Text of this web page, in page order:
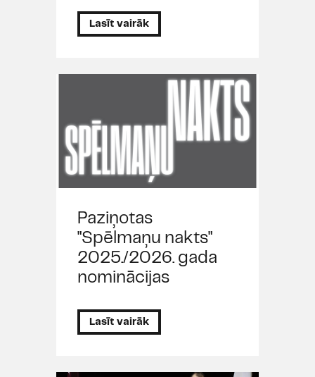
Lasīt vairāk
Paziņotas
"Spēlmaņu nakts"
2025./2026. gada
nominācijas
Lasīt vairāk